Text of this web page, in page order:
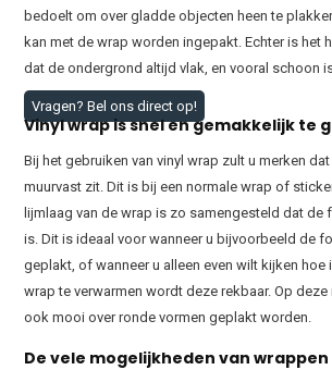
bedoelt om over gladde objecten heen te
kan met de wrap worden ingepakt. Echter is het
dat de ondergrond altijd vlak, en vooral schoon
Vragen? Bel ons direct op!
Vinyl wrap is snel en gemakkelijk te
Bij het gebruiken van vinyl wrap zult u merken
muurvast zit. Dit is bij een normale wrap of
lijmlaag van de wrap is zo samengesteld dat de
is. Dit is ideaal voor wanneer u bijvoorbeeld de
geplakt, of wanneer u alleen even wilt kijken hoe
wrap te verwarmen wordt deze rekbaar. Op deze
ook mooi over ronde vormen geplakt worden.
De vele mogelijkheden van